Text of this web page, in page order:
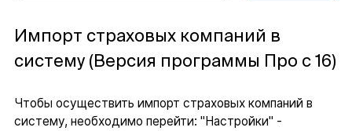
Импорт страховых компаний в
систему (Версия программы Про с 16)
Чтобы осуществить импорт страховых компаний в
систему, необходимо перейти: "Настройки" -